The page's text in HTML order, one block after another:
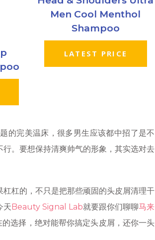
Men Cool Menthol
Shampoo
LATEST PRICE
的完美温床，很多男生应该都中招了是不
。要想保持清爽帅气的形象，其实选对去
杠的，不只是把那些顽固的头皮屑清理干
天Beauty Signal Lab就要跟你们聊聊马来
的选择，绝对能帮你搞定头皮屑，还你一头